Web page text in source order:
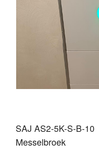
SAJ AS2-5K-S-B-10
Messelbroek